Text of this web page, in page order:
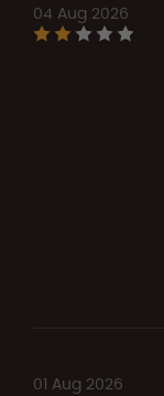
04 Aug 2026
01 Aug 2026